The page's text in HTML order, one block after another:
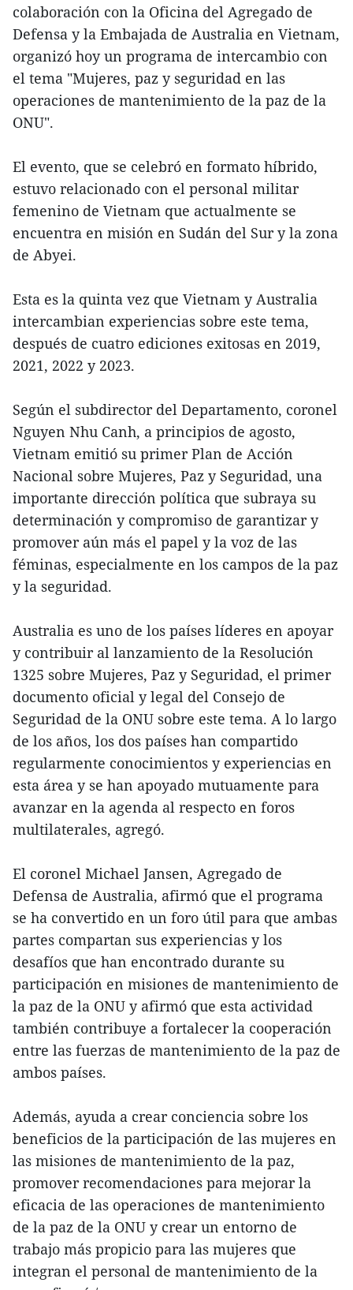
colaboración con la Oficina del Agregado de
Defensa y la Embajada de Australia en Vietnam,
organizó hoy un programa de intercambio con
el tema "Mujeres, paz y seguridad en las
operaciones de mantenimiento de la paz de la
ONU".
El evento, que se celebró en formato híbrido,
estuvo relacionado con el personal militar
femenino de Vietnam que actualmente se
encuentra en misión en Sudán del Sur y la zona
de Abyei.
Esta es la quinta vez que Vietnam y Australia
intercambian experiencias sobre este tema,
después de cuatro ediciones exitosas en 2019,
2021, 2022 y 2023.
Según el subdirector del Departamento, coronel
Nguyen Nhu Canh, a principios de agosto,
Vietnam emitió su primer Plan de Acción
Nacional sobre Mujeres, Paz y Seguridad, una
importante dirección política que subraya su
determinación y compromiso de garantizar y
promover aún más el papel y la voz de las
féminas, especialmente en los campos de la paz
y la seguridad.
Australia es uno de los países líderes en apoyar
y contribuir al lanzamiento de la Resolución
1325 sobre Mujeres, Paz y Seguridad, el primer
documento oficial y legal del Consejo de
Seguridad de la ONU sobre este tema. A lo largo
de los años, los dos países han compartido
regularmente conocimientos y experiencias en
esta área y se han apoyado mutuamente para
avanzar en la agenda al respecto en foros
multilaterales, agregó.
El coronel Michael Jansen, Agregado de
Defensa de Australia, afirmó que el programa
se ha convertido en un foro útil para que ambas
partes compartan sus experiencias y los
desafíos que han encontrado durante su
participación en misiones de mantenimiento de
la paz de la ONU y afirmó que esta actividad
también contribuye a fortalecer la cooperación
entre las fuerzas de mantenimiento de la paz de
ambos países.
Además, ayuda a crear conciencia sobre los
beneficios de la participación de las mujeres en
las misiones de mantenimiento de la paz,
promover recomendaciones para mejorar la
eficacia de las operaciones de mantenimiento
de la paz de la ONU y crear un entorno de
trabajo más propicio para las mujeres que
integran el personal de mantenimiento de la